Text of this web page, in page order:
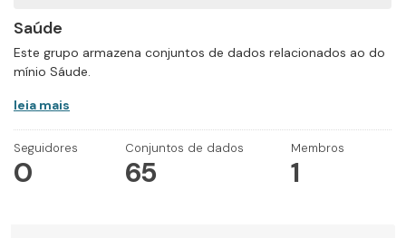
Saúde
Este grupo armazena conjuntos de dados relacionados ao do
mínio Sáude.
leia mais
Seguidores
0
Conjuntos de dados
65
Membros
1